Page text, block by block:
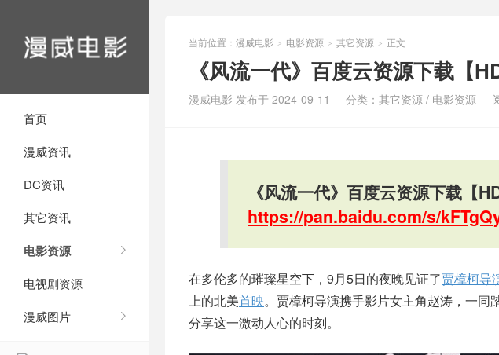
首页
漫威资讯
DC资讯
其它资讯
电影资源
电视剧资源
漫威图片
当前位置： 漫威电影 > 电影资源 > 其它资源 > 正文
《风流一代》百度云资源下载【
漫威电影 发布于 2024-09-11 分类： 其它资源 / 电影资源
《风流一代》百度云资源下载【
https://pan.baidu.com/s/
在多伦多的璀璨星空下，9月5日的夜晚见证了贾樟柯导
上的北美首映。贾樟柯导演携手影片女主角赵涛，一同
分享这一激动人心的时刻。